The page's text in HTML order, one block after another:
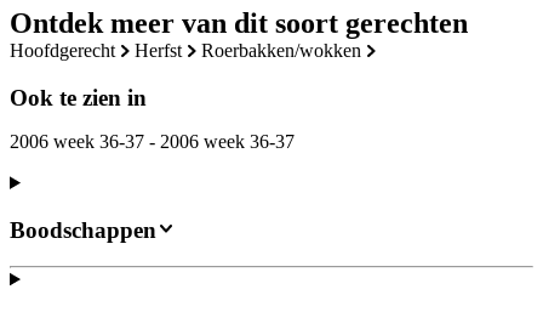
Ontdek meer van dit soort gerechten
hoofdgerecht herfst roerbakken/wokken
Ook te zien in
2006 week 36-37 - 2006 week 36-37
Boodschappen